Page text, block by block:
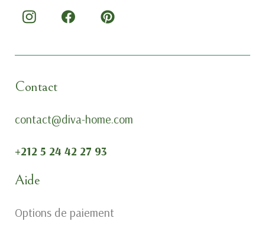
Contact
contact@diva-home.com
+212 5 24 42 27 93
Aide
Options de paiement